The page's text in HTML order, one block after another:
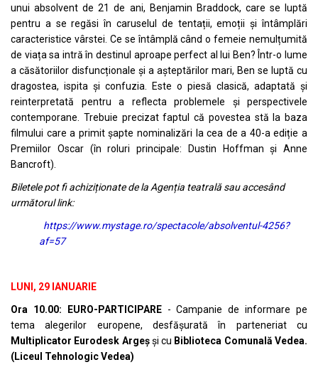
unui absolvent de 21 de ani, Benjamin Braddock, care se luptă
pentru a se regăsi în caruselul de tentații, emoții și întâmplări
caracteristice vârstei. Ce se întâmplă când o femeie nemulțumită
de viața sa intră în destinul aproape perfect al lui Ben? Într-o lume
a căsătoriilor disfuncționale și a așteptărilor mari, Ben se luptă cu
dragostea, ispita și confuzia. Este o piesă clasică, adaptată și
reinterpretată pentru a reflecta problemele și perspectivele
contemporane. Trebuie precizat faptul că povestea stă la baza
filmului care a primit șapte nominalizări la cea de a 40-a ediție a
Premiilor Oscar (în roluri principale: Dustin Hoffman și Anne
Bancroft).
Biletele pot fi achiziționate de la Agenția teatrală sau accesând
următorul link:
https://www.mystage.ro/spectacole/absolventul-4256?
af=57
LUNI, 29 IANUARIE
Ora 10.00: EURO-PARTICIPARE- Campanie de informare pe
tema alegerilor europene, desfășurată în parteneriat cu
Multiplicator Eurodesk Argeșși cu Biblioteca Comunală Vedea.
(Liceul Tehnologic Vedea)